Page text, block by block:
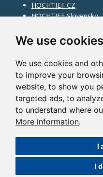
We use cookies
We use cookies and
to improve your
website, to show you
targeted ads, to
to understand where
More information.
I
I
HOCHTIEF CZ
HOCHTIEF Slovensko
Information on division
Division Building
Division Traffic
Division Construction
HOCHTIEF in the world
Map
HOCHTIEF Solutions AG
©2014 HOCHTIEF CZ a. s. |
Nastavení